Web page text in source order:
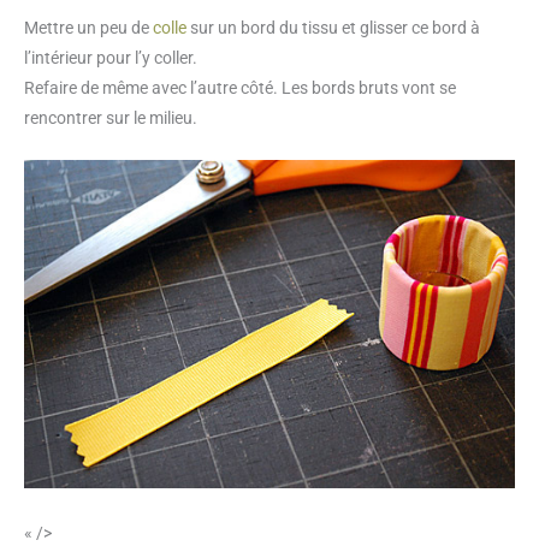
Mettre un peu decolle sur un bord du tissu et glisser ce bord à
l’intérieur pour l’y coller.
Refaire de même avec l’autre côté. Les bords bruts vont se
rencontrer sur le milieu.
« />